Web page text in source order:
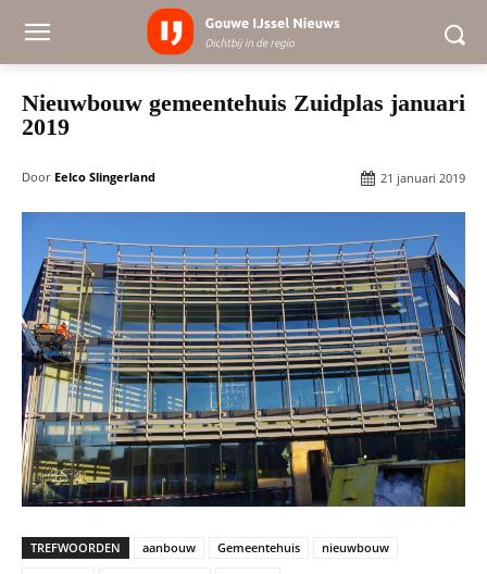
Nieuwbouw gemeentehuis Zuidplas januari
2019
Door Eelco Slingerland 21 januari 2019
TREFWOORDEN aanbouw Gemeentehuis
nieuwbouw